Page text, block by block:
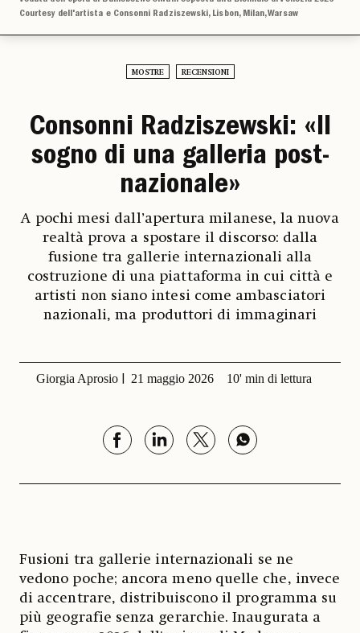
Courtesy dell'artista e Consonni Radziszewski, Lisbon, Milan, Warsaw
MOSTRE RECENSIONI
Consonni Radziszewski: «Il
sogno di una galleria post-
nazionale»
A pochi mesi dall’apertura milanese, la nuova
realtà prova a spostare il discorso: dalla
fusione tra gallerie internazionali alla
costruzione di una piattaforma in cui città e
artisti non siano intesi come ambasciatori
nazionali, ma produttori di immaginari
Giorgia Aprosio 21 maggio 2026 10' min di lettura
Fusioni tra gallerie internazionali se ne
vedono poche; ancora meno quelle che, invece
di accentrare, distribuiscono il programma su
più geografie senza gerarchie. Inaugurata a